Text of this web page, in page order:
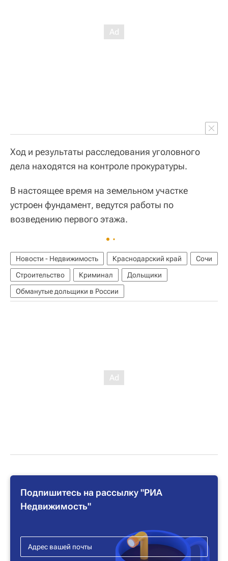
Ход и результаты расследования уголовного
дела находятся на контроле прокуратуры.
В настоящее время на земельном участке
устроен фундамент, ведутся работы по
возведению первого этажа.
Новости - Недвижимость Краснодарский край
Сочи
Строительство
Криминал
Дольщики
Обманутые дольщики в России
Подпишитесь на рассылку "РИА
Недвижимость"